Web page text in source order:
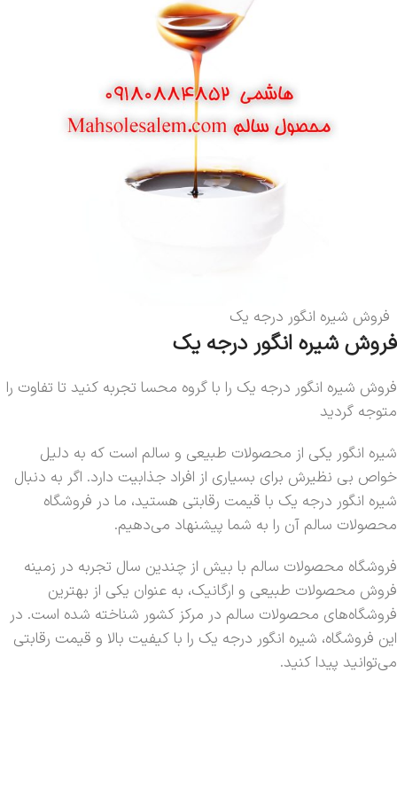
فروش شیره انگور درجه یک
فروش شیره انگور درجه یک
فروش شیره انگور درجه یک را با گروه محسا تجربه کنید تا تفاوت را
متوجه گردید
شیره انگور یکی از محصولات طبیعی و سالم است که به دلیل
خواص بی نظیرش برای بسیاری از افراد جذابیت دارد. اگر به دنبال
شیره انگور درجه یک با قیمت رقابتی هستید، ما در فروشگاه
محصولات سالم آن را به شما پیشنهاد می‌دهیم.
فروشگاه محصولات سالم با بیش از چندین سال تجربه در زمینه
فروش محصولات طبیعی و ارگانیک، به عنوان یکی از بهترین
فروشگاه‌های محصولات سالم در مرکز کشور شناخته شده است. در
این فروشگاه، شیره انگور درجه یک را با کیفیت بالا و قیمت رقابتی
می‌توانید پیدا کنید.